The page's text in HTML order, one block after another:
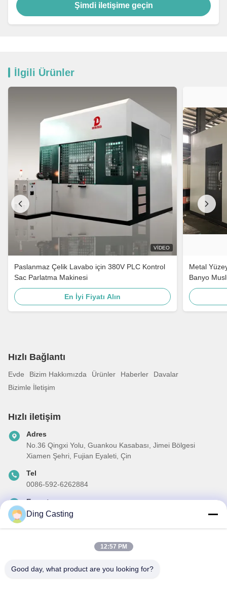
Şimdi iletişime geçin
İlgili Ürünler
VIDEO
Paslanmaz Çelik Lavabo için 380V PLC Kontrol
Sac Parlatma Makinesi
En İyi Fiyatı Alın
Metal
Banyo
Çelik Kapı
Hızlı Bağlantı
Evde Bizim Hakkımızda Ürünler Haberler
Davalar
Bizimle İletişim
Hızlı iletişim
Adres
No.36 Qingxi Yolu, Guankou Kasabası, Jimei Bölgesi
Xiamen Şehri, Fujian Eyaleti, Çin
Tel
0086-592-6262884
E-posta
dzivy@idzxm.cn
İndirimler ve daha fazlası için bültenimize abone olun.
Ding Casting
12:57 PM
Good day, what product are you looking for?